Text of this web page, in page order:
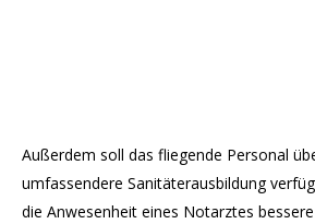
Außerdem soll das fliegende Personal
umfassendere Sanitäterausbildung
die Anwesenheit eines Notarztes